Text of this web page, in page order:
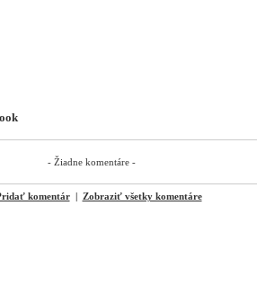
- Žiadne komentáre -
komentár| Zobraziť všetky komentáre